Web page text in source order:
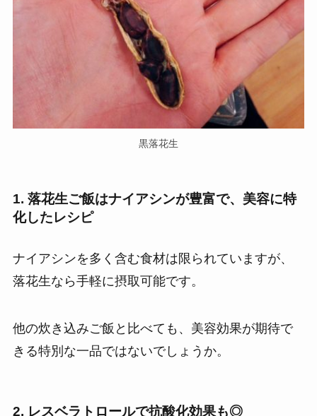
黒落花生
1. 落花生ご飯はナイアシンが豊富で、美容に特
化したレシピ
ナイアシンを多く含む食材は限られていますが、
落花生なら手軽に摂取可能です。
他の炊き込みご飯と比べても、美容効果が期待で
きる特別な一品ではないでしょうか。
2. レスベラトロールで抗酸化効果も◎